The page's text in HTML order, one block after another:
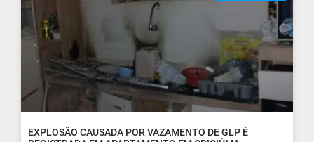
EXPLOSÃO CAUSADA POR VAZAMENTO DE GLP É